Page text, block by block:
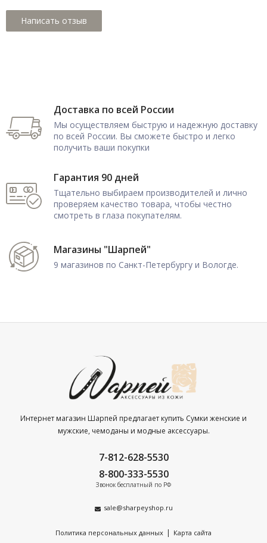
Доставка по всей России
Мы осуществляем быструю и надежную доставку
по всей России. Вы сможете быстро и легко
получить ваши покупки
Гарантия 90 дней
Тщательно выбираем производителей и лично
проверяем качество товара, чтобы честно
смотреть в глаза покупателям.
Магазины "Шарпей"
9 магазинов по Санкт-Петербургу и Вологде.
Интернет магазин Шарпей предлагает купить Сумки женские и
мужские, чемоданы и модные аксессуары.
7-812-628-5530
8-800-333-5530
Звонок бесплатный по РФ
sale@sharpeyshop.ru
Политика персональных данных | Карта сайта